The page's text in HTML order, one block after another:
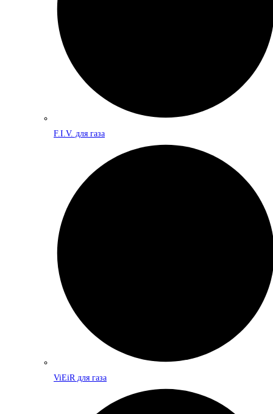
F.I.V. для газа
ViEiR для газа